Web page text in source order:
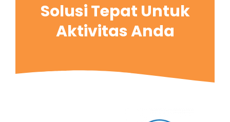
Solusi Tepat Untuk
Aktivitas Anda